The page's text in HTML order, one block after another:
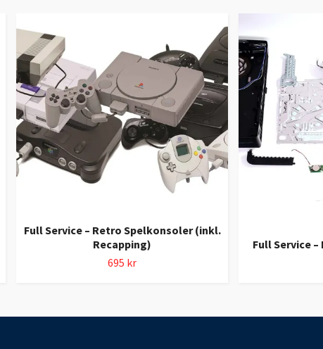
Full Service – Retro Spelkonsoler (inkl.
Recapping)
695 kr
Full Service